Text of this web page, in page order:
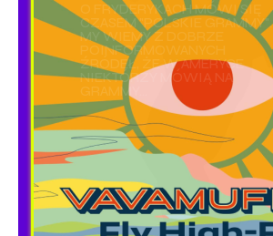
O FRYDERYKACH MÓWI SIĘ
CZASEM "POLSKIE GRAMMY".
MY WIEMY Z DOBRZE
POINFORMOWANYCH
ŹRÓDEŁ, ŻE W AMERYCE
NIEKTÓRZY MÓWIĄ NA
GRAMMY...